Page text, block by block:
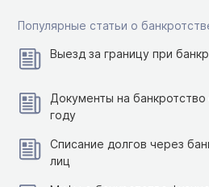
Популярные статьи о
Выезд за границу при
Документы на банкротство
году
Списание долгов через
лиц